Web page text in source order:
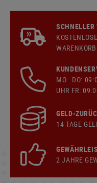
SCHNELLER
WARENKORB
MO - DO:
UHR FR:
GELD-
14 TAGE
2 JAHRE